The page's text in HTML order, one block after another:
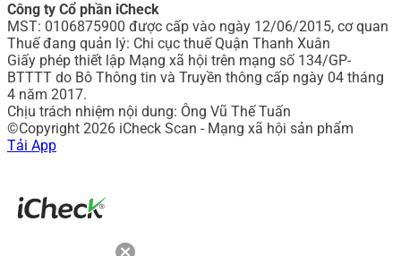
Công ty Cổ phần iCheck
MST: 0106875900 được cấp vào ngày 12/06/2015, cơ quan
Thuế đang quản lý: Chi cục thuế Quận Thanh Xuân
Giấy phép thiết lập Mạng xã hội trên mạng số 134/GP-
BTTTT do Bô Thông tin và Truyền thông cấp ngày 04 tháng
4 năm 2017.
Chịu trách nhiệm nội dung: Ông Vũ Thế Tuấn
©Copyright 2026 iCheck Scan - Mạng xã hội sản phẩm
Tải App